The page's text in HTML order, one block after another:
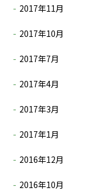
2017年11月
2017年10月
2017年7月
2017年4月
2017年3月
2017年1月
2016年12月
2016年10月